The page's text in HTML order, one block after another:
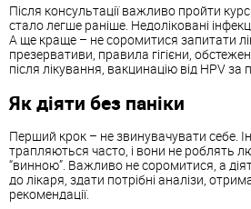
Після консультації важливо пройти
стало легше раніше. Недоліковані
А ще краще – не соромитися запитати
презервативи, правила гігієни,
після лікування, вакцинацію від HPV за
Як діяти без паніки
Перший крок – не звинувачувати себе.
трапляються часто, і вони не роблять
“винною”. Важливо не соромитися, а
до лікаря, здати потрібні аналізи,
рекомендації.